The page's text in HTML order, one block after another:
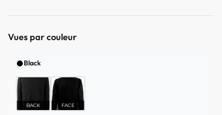
Vues par couleur
Black
BACK FACE